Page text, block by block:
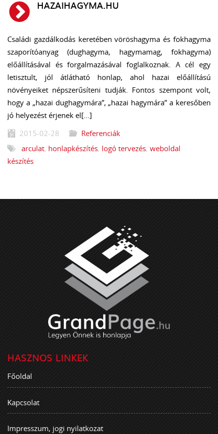
HAZAIHAGYMA.HU
Családi gazdálkodás keretében vöröshagyma és fokhagyma
szaporítóanyag (dughagyma, hagymamag, fokhagyma)
előállításával és forgalmazásával foglalkoznak. A cél egy
letisztult, jól átlátható honlap, ahol hazai előállítású
növényeiket népszerűsíteni tudják. Fontos szempont volt,
hogy a „hazai dughagymára”, „hazai hagymára” a keresőben
jó helyezést érjenek el[…]
2015-02-28
Referenciák
arculat, honlapkészítés, logó tervezés, weboldal
készítés
HASZNOS LINKEK
Főoldal
Kapcsolat
Impresszum, jogi nyilatkozat